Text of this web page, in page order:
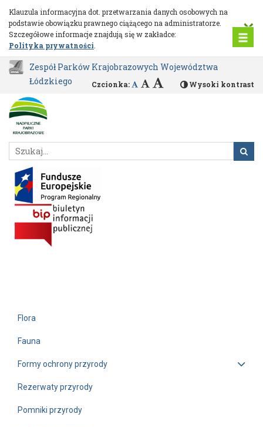
Natura
2000
do
głównej
treści
Klauzula informacyjna dot. przetwarzania danych osobowych na
podstawie obowiązku prawnego ciążącego na administratorze.
Szczegółowe informacje znajdują się w zakładce:
Polityka prywatności
×
Zespół Parków Krajobrazowych Województwa
Łódzkiego
Czcionka: Wysoki kontrast
Flora
Fauna
Formy ochrony przyrody
Rezerwaty przyrody
Pomniki przyrody